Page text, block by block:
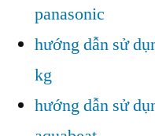
panasonic
hướng dẫn sử
kg
hướng dẫn sử